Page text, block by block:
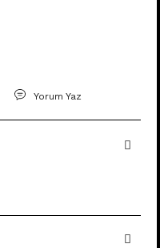
Yorum Yaz